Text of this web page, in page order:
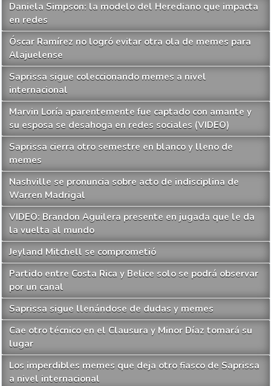
Daniela Simpson: la modelo del Herediano que impacta
en redes
Óscar Ramírez no logró evitar otra ola de memes para
Alajuelense
Saprissa sigue coleccionando memes a nivel
internacional
Marvin Loría aparentemente fue captado con amante y
su esposa se desahoga en redes sociales (VIDEO)
Saprissa cierra otro semestre en blanco y lleno de
memes
Nashville se pronuncia sobre acto de indisciplina de
Warren Madrigal
VIDEO: Brandon Aguilera presente en jugada que le da
la vuelta al mundo
Jeyland Mitchell se comprometió
Partido entre Costa Rica y Belice solo se podrá observar
por un canal
Saprissa sigue llenándose de dudas y memes
Cae otro técnico en el Clausura y Minor Díaz tomará su
lugar
Los imperdibles memes que deja otro fiasco de Saprissa
a nivel internacional